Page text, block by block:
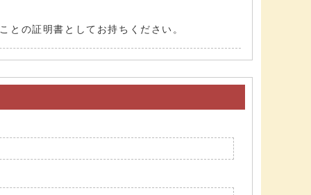
との証明書としてお持ちください。